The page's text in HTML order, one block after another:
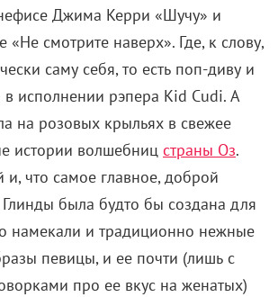
Джима Керри «Шучу» и
«Не смотрите наверх». Где, к слову,
саму себя, то есть поп-диву и
в исполнении рэпера Kid Cudi. А
на розовых крыльях в свежее
истории волшебниц страны Оз.
и, что самое главное, доброй
была будто бы создана для
намекали и традиционно нежные
певицы, и ее почти (лишь с
про ее вкус на женатых)